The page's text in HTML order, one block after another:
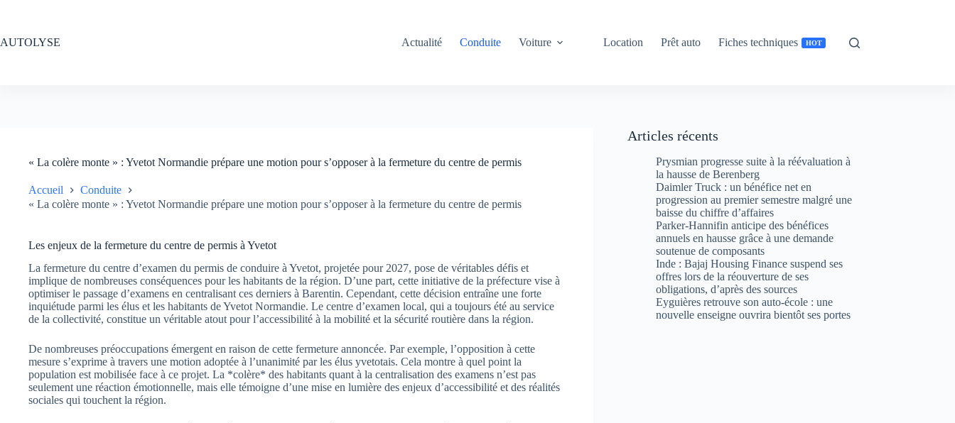
AUTOLYSE
Actualité Conduite Voiture Location Prêt auto Fiches techniques HOT
« La colère monte » : Yvetot Normandie prépare une motion pour s’opposer à la fermeture du centre de permis
Accueil
Conduite
« La colère monte » : Yvetot Normandie prépare une motion pour s’opposer à la fermeture du centre de permis
Les enjeux de la fermeture du centre de permis à Yvetot
La fermeture du centre d’examen du permis de conduire à Yvetot, projetée pour 2027, pose de véritables défis et
implique de nombreuses conséquences pour les habitants de la région. D’une part, cette initiative de la préfecture vise à
optimiser le passage d’examens en centralisant ces derniers à Barentin. Cependant, cette décision entraîne une forte
inquiétude parmi les élus et les habitants de Yvetot Normandie. Le centre d’examen local, qui a toujours été au service
de la collectivité, constitue un véritable atout pour l’accessibilité à la mobilité et la sécurité routière dans la région.
De nombreuses préoccupations émergent en raison de cette fermeture annoncée. Par exemple, l’opposition à cette
mesure s’exprime à travers une motion adoptée à l’unanimité par les élus yvetotais. Cela montre à quel point la
population est mobilisée face à ce projet. La *colère* des habitants quant à la centralisation des examens n’est pas
seulement une réaction émotionnelle, mais elle témoigne d’une mise en lumière des enjeux d’accessibilité et des réalités
sociales qui touchent la région.
Articles récents
Prysmian progresse suite à la réévaluation à
la hausse de Berenberg
Daimler Truck : un bénéfice net en
progression au premier semestre malgré une
baisse du chiffre d’affaires
Parker-Hannifin anticipe des bénéfices
annuels en hausse grâce à une demande
soutenue de composants
Inde : Bajaj Housing Finance suspend ses
offres lors de la réouverture de ses
obligations, d’après des sources
Eyguières retrouve son auto-école : une
nouvelle enseigne ouvrira bientôt ses portes